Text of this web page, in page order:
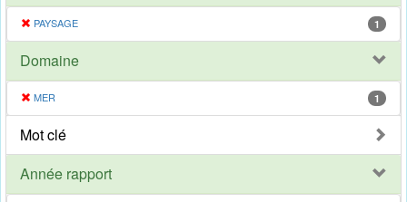
PAYSAGE 1
Domaine
MER 1
Mot clé
Année rapport